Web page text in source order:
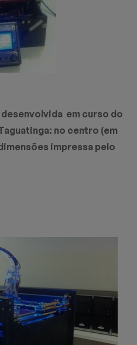
em curso do
no centro (em
impressa pelo